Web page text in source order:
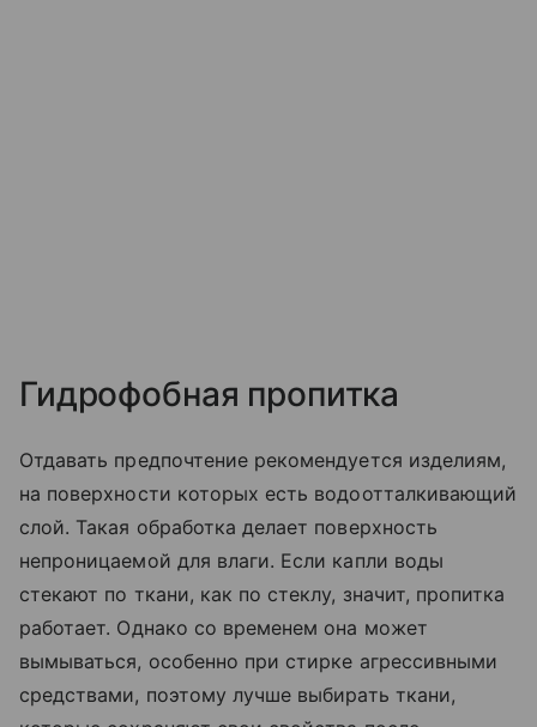
Гидрофобная пропитка
Отдавать предпочтение рекомендуется изделиям,
на поверхности которых есть водоотталкивающий
слой. Такая обработка делает поверхность
непроницаемой для влаги. Если капли воды
стекают по ткани, как по стеклу, значит, пропитка
работает. Однако со временем она может
вымываться, особенно при стирке агрессивными
средствами, поэтому лучше выбирать ткани,